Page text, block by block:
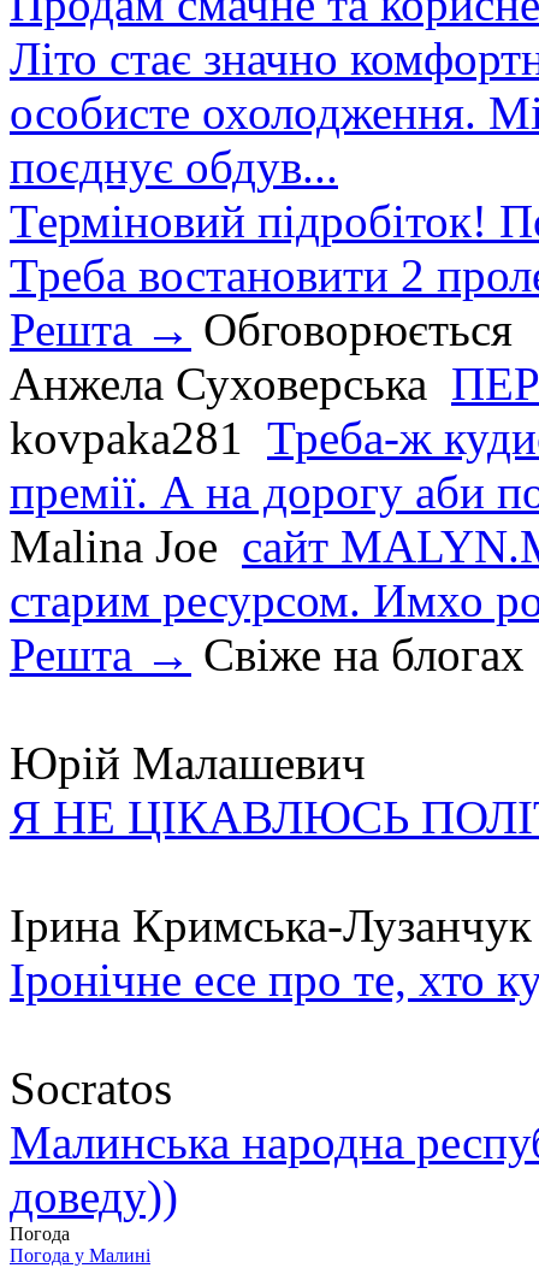
Літо стає значно
особисте охолодження.
поєднує обдув...
Терміновий підробіток!
Треба востановити 2
Решта → Обговорюється
Анжела Суховерська
kovpaka281 Треба-ж
премії. А на дорогу аби
Malina Joe сайт
старим ресурсом. Имхо
Решта → Свіже на блогах
Юрій Малашевич
Я НЕ ЦІКАВЛЮСЬ
Ірина Кримська-Лузанчук
Іронічне есе про те, хто
Socratos
Малинська народна
доведу))
Погода
Погода у Малині